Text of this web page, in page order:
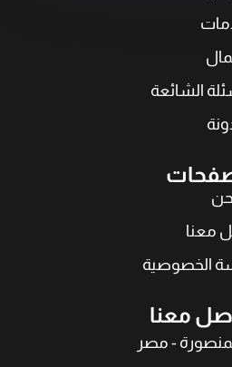
الشائعة
معنا
الخصوصية
معنا
- مصر